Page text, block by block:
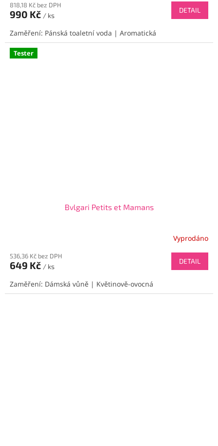
818,18 Kč bez DPH
990 Kč / ks
DETAIL
Zaměření: Pánská toaletní voda | Aromatická
Tester
Bvlgari Petits et Mamans
Vyprodáno
536,36 Kč bez DPH
649 Kč / ks
DETAIL
Zaměření: Dámská vůně | Květinově-ovocná